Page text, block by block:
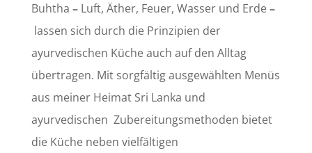
Buhtha – Luft, Äther, Feuer, Wasser und Erde–
lassen sich durch die Prinzipien der
ayurvedischen Küche auch auf den Alltag
übertragen. Mit sorgfältig ausgewählten Menüs
aus meiner Heimat Sri Lanka und
ayurvedischen Zubereitungsmethoden bietet
die Küche neben vielfältigen